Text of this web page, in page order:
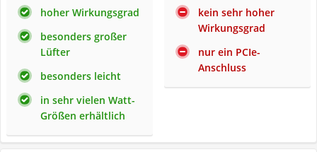
hoher Wirkungsgrad
besonders großer
Lüfter
besonders leicht
in sehr vielen Watt-
Größen erhältlich
kein sehr hoher
Wirkungsgrad
nur ein PCIe-
Anschluss